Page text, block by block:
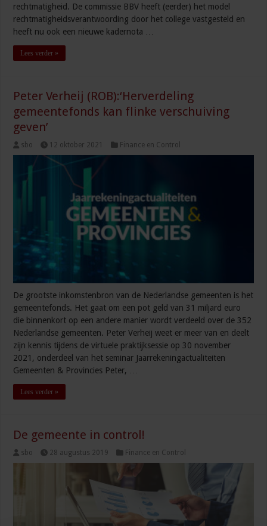
rechtmatigheid. De commissie BBV heeft (eerder) het model
rechtmatigheidsverantwoording door het college vastgesteld en
heeft nu ook een nieuwe kadernota …
Lees verder »
Peter Verheij (ROB):‘Herverdeling
gemeentefonds kan flinke verschuiving
geven’
sbo 12 oktober 2021 Finance en Control
De grootste inkomstenbron van de Nederlandse gemeenten is het
gemeentefonds. Het gaat om een pot geld van 31 miljard euro
die binnenkort op een andere manier wordt verdeeld over de 352
Nederlandse gemeenten. Peter Verheij weet er meer van en deelt
zijn kennis tijdens de virtuele praktijksessie op 30 november
2021, onderdeel van het seminar Jaarrekeningactualiteiten
Gemeenten & Provincies Peter, …
Lees verder »
De gemeente in control!
sbo 28 augustus 2019 Finance en Control